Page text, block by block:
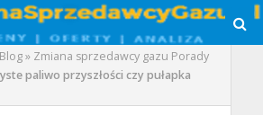
Blog» Zmiana sprzedawcy gazu Porady
paliwo przyszłości czy pułapka